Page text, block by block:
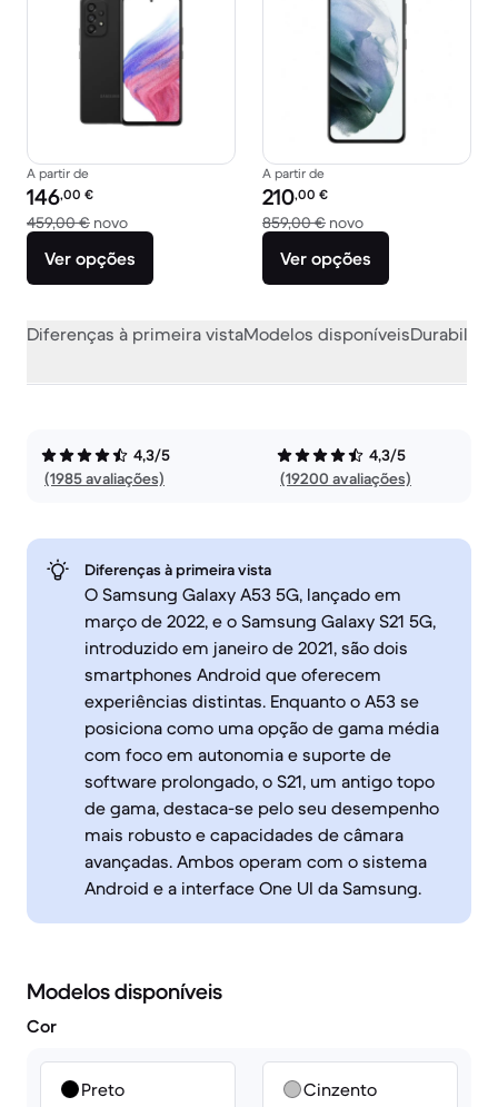
A partir de
Preço recondicionado:
146,00 €
459,00 € novoVersus 459,00 € novo
Ver opções
A partir de
Preço recondicionado:
210,00 €
859,00 € novoVersus 859,00 €
Ver opções
Diferenças à primeira vistaModelos disponíveis
4,3/5
(1985 avaliações)
4,3/5
(19200 avaliações)
Diferenças à primeira vista
O Samsung Galaxy A53 5G, lançado em
março de 2022, e o Samsung Galaxy S21 5G,
introduzido em janeiro de 2021, são dois
smartphones Android que oferecem
experiências distintas. Enquanto o A53 se
posiciona como uma opção de gama média
com foco em autonomia e suporte de
software prolongado, o S21, um antigo topo
de gama, destaca-se pelo seu desempenho
mais robusto e capacidades de câmara
avançadas. Ambos operam com o sistema
Android e a interface One UI da Samsung.
Modelos disponíveis
Cor
Preto Cinzento